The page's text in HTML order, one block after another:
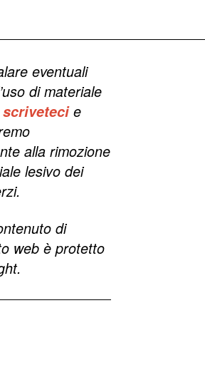
eventuali
di materiale
scriveteci e
alla rimozione
lesivo dei
di
web è protetto